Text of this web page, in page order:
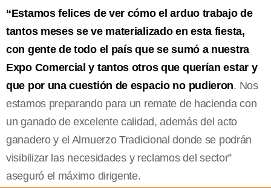
“Estamos felices de ver cómo el arduo trabajo de
tantos meses se ve materializado en esta fiesta,
con gente de todo el país que se sumó a nuestra
Expo Comercial y tantos otros que querían estar y
que por una cuestión de espacio no pudieron. Nos
estamos preparando para un remate de hacienda con
un ganado de excelente calidad, además del acto
ganadero y el Almuerzo Tradicional donde se podrán
visibilizar las necesidades y reclamos del sector”
aseguró el máximo dirigente.